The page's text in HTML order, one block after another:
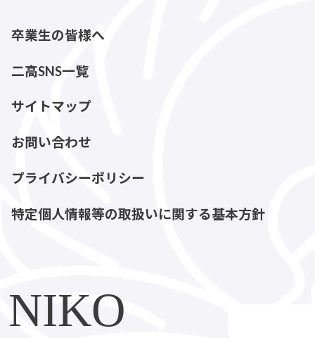
卒業生の皆様へ
二高SNS一覧
サイトマップ
お問い合わせ
プライバシーポリシー
特定個人情報等の取扱いに関する基本方針
NIKO